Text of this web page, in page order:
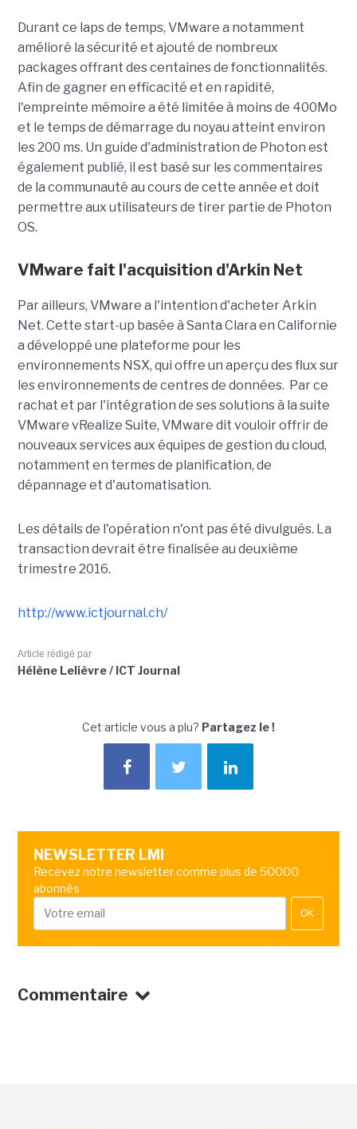
Durant ce laps de temps, VMware a notamment
amélioré la sécurité et ajouté de nombreux
packages offrant des centaines de fonctionnalités.
Afin de gagner en efficacité et en rapidité,
l'empreinte mémoire a été limitée à moins de 400Mo
et le temps de démarrage du noyau atteint environ
les 200 ms. Un guide d'administration de Photon est
également publié, il est basé sur les commentaires
de la communauté au cours de cette année et doit
permettre aux utilisateurs de tirer partie de Photon
OS.
VMware fait l'acquisition d'Arkin Net
Par ailleurs, VMware a l'intention d'acheter Arkin
Net. Cette start-up basée à Santa Clara en Californie
a développé une plateforme pour les
environnements NSX, qui offre un aperçu des flux sur
les environnements de centres de données. Par ce
rachat et par l'intégration de ses solutions à la suite
VMware vRealize Suite, VMware dit vouloir offrir de
nouveaux services aux équipes de gestion du cloud,
notamment en termes de planification, de
dépannage et d'automatisation.
Les détails de l'opération n'ont pas été divulgués. La
transaction devrait être finalisée au deuxième
trimestre 2016.
http://www.ictjournal.ch/
Article rédigé par
Hélène Lelièvre / ICT Journal
Cet article vous a plu? Partagez le !
NEWSLETTER LMI
Recevez notre newsletter comme plus de 50000
abonnés
OK
Commentaire